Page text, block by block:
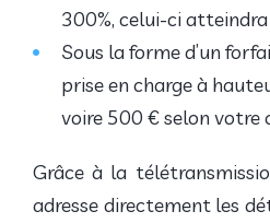
300%, celui-ci
Sous la forme d’un
prise en charge à
voire 500 € selon votre
Grâce à la
adresse directement les